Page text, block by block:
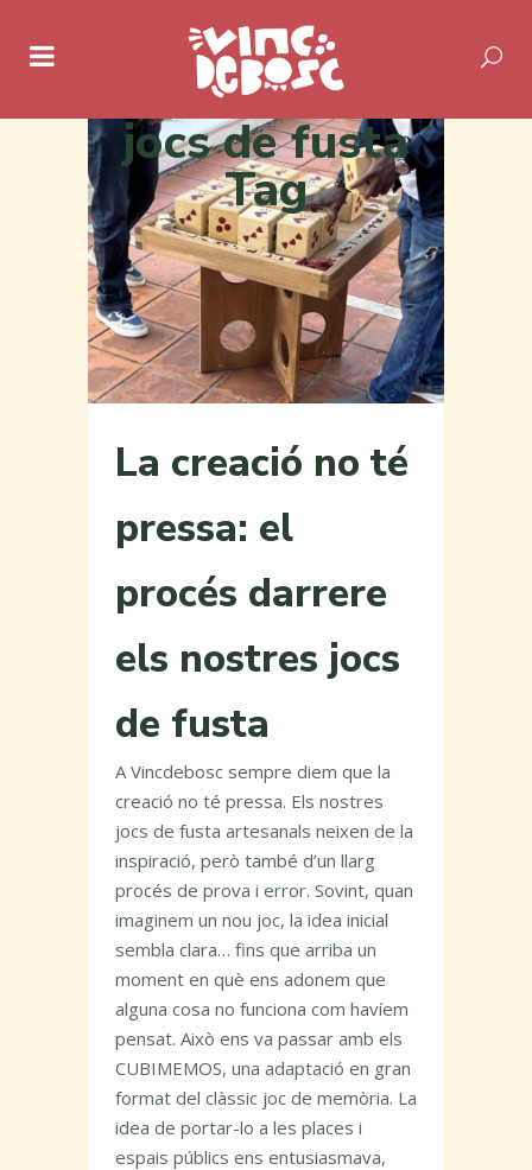
jocs de fusta
Tag
La creació no té
pressa: el
procés darrere
els nostres jocs
de fusta
A Vincdebosc sempre diem que la
creació no té pressa. Els nostres
jocs de fusta artesanals neixen de la
inspiració, però també d’un llarg
procés de prova i error. Sovint, quan
imaginem un nou joc, la idea inicial
sembla clara… fins que arriba un
moment en què ens adonem que
alguna cosa no funciona com havíem
pensat. Això ens va passar amb els
CUBIMEMOS, una adaptació en gran
format del clàssic joc de memòria. La
idea de portar-lo a les places i
espais públics ens entusiasmava,